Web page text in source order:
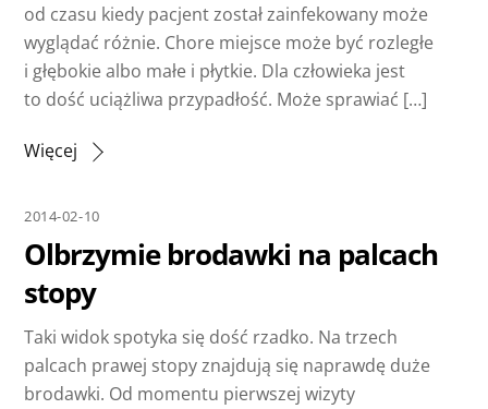
od czasu kiedy pacjent został zainfekowany może
wyglądać różnie. Chore miejsce może być rozległe
i głębokie albo małe i płytkie. Dla człowieka jest
to dość uciążliwa przypadłość. Może sprawiać […]
Więcej
2014-02-10
Olbrzymie brodawki na palcach
stopy
Taki widok spotyka się dość rzadko. Na trzech
palcach prawej stopy znajdują się naprawdę duże
brodawki. Od momentu pierwszej wizyty